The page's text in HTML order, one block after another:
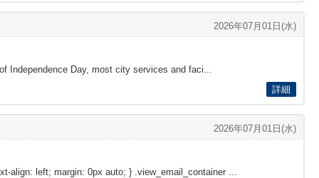
2026年07月01日(水)
Independence Day, most city services and faci...
詳細
2026年07月01日(水)
align: left; margin: 0px auto; } .view_email_container ...